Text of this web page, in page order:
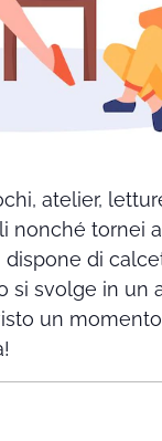
atelier,
tornei a
di
si svolge in un
un